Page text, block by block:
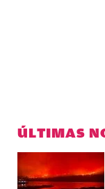
ÚLTIMAS